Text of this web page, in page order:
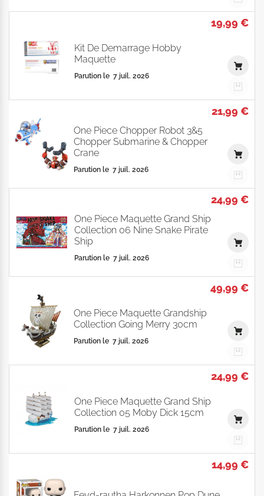
19,99 €
Kit De Demarrage Hobby
Maquette
Parution le 7 juil. 2026
21,99 €
One Piece Chopper Robot 3&5
Chopper Submarine & Chopper
Crane
Parution le 7 juil. 2026
24,99 €
One Piece Maquette Grand Ship
Collection 06 Nine Snake Pirate
Ship
Parution le 7 juil. 2026
49,99 €
One Piece Maquette Grandship
Collection Going Merry 30cm
Parution le 7 juil. 2026
24,99 €
One Piece Maquette Grand Ship
Collection 05 Moby Dick 15cm
Parution le 7 juil. 2026
14,99 €